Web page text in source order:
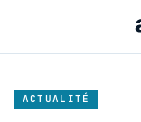
ACTUALITÉ